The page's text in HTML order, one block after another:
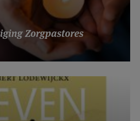
Zorgpastores